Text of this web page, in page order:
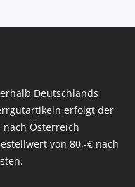
Deutschlands
erfolgt der
nach Österreich
von 80,-€ nach